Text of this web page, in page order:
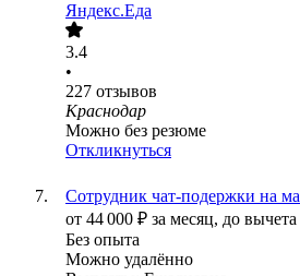
Яндекс.Еда
3.4
•
227 отзывов
Краснодар
Можно без резюме
Откликнуться
Сотрудник чат-подержки на
от 44 000 ₽ за месяц, до
Без опыта
Можно удалённо